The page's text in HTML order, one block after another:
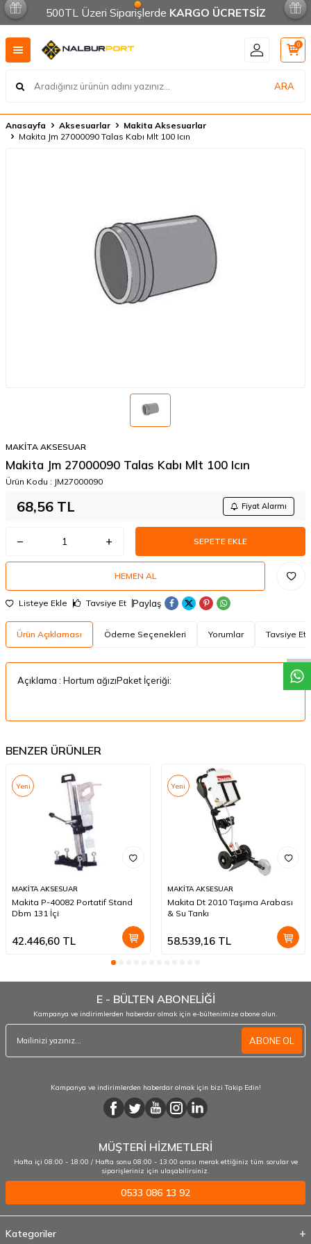
W
h
a
t
a
p
p
D
e
s
t
e
H
a
t
t
500TL Üzeri Siparişlerde KARGO ÜCRETSİZ
ARA
0
Anasayfa Aksesuarlar
Makita Aksesuarlar
Makita Jm 27000090 Talas Kabı Mlt 100 Icın
MAKİTA AKSESUAR
Makita Jm 27000090 Talas Kabı Mlt 100 Icın
Ürün Kodu : JM27000090
68,56 TL Fiyat Alarmı
SEPETE EKLE
HEMEN AL
Listeye Ekle Tavsiye Et Paylaş
Ürün Açıklaması Ödeme Seçenekleri Yorumlar Tavsiye Et
Açıklama : Hortum ağızıPaket İçeriği:
BENZER ÜRÜNLER
Yeni
MAKİTA AKSESUAR
Makita P-40082 Portatif Stand
Dbm 131 İçi
42.446,60 TL
Yeni
MAKİTA AKSESUAR
Makita Dt 2010 Taşıma Arabası
& Su Tankı
58.539,16TL
E - BÜLTEN ABONELİĞİ
Kampanya ve indirimlerden haberdar olmak için e-bültenimize abone olun.
ABONE OL
Kampanya ve indirimlerden haberdar olmak için bizi Takip Edin!
MÜŞTERİ HİZMETLERİ
Hafta içi 08:00 - 18:00 / Hafta sonu 08:00 - 13:00 arası merak ettiğiniz tüm sorular ve
siparişleriniz için ulaşabilirsiniz.
0533 086 13 92
Kategoriler